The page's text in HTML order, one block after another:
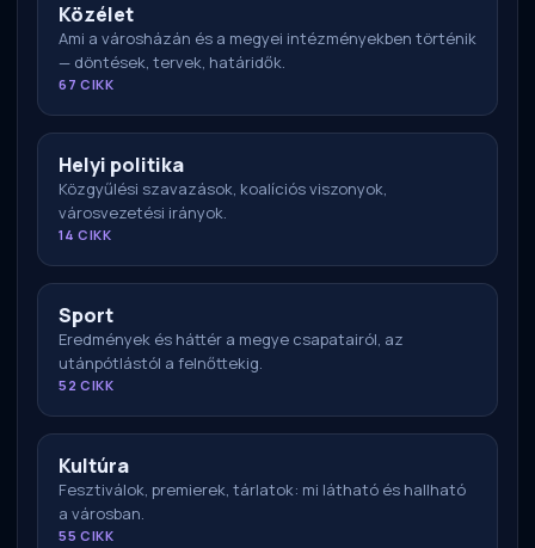
Közélet
Ami a városházán és a megyei intézményekben történik
— döntések, tervek, határidők.
67 CIKK
Helyi politika
Közgyűlési szavazások, koalíciós viszonyok,
városvezetési irányok.
14 CIKK
Sport
Eredmények és háttér a megye csapatairól, az
utánpótlástól a felnőttekig.
52 CIKK
Kultúra
Fesztiválok, premierek, tárlatok: mi látható és hallható
a városban.
55 CIKK